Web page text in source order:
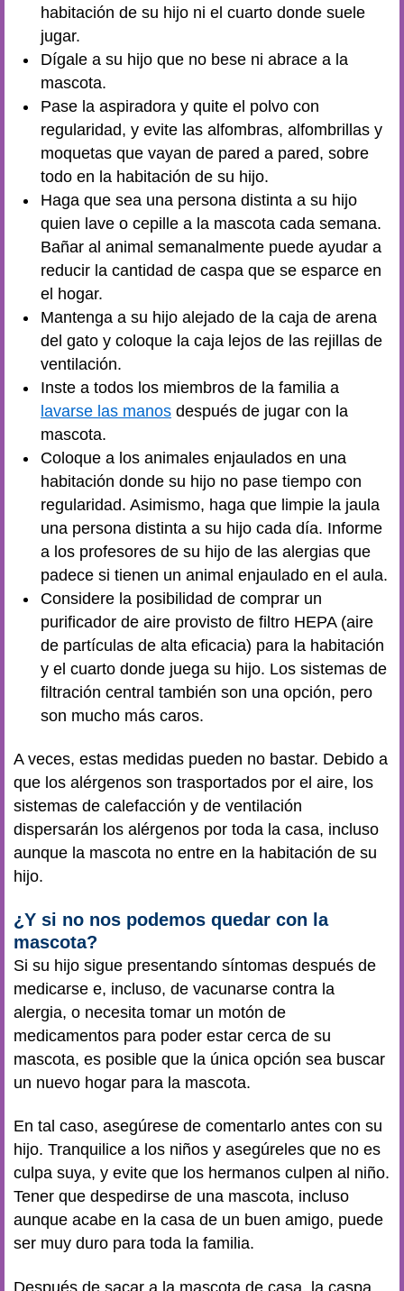
habitación de su hijo ni el cuarto donde suele
jugar.
Dígale a su hijo que no bese ni abrace a la
mascota.
Pase la aspiradora y quite el polvo con
regularidad, y evite las alfombras, alfombrillas y
moquetas que vayan de pared a pared, sobre
todo en la habitación de su hijo.
Haga que sea una persona distinta a su hijo
quien lave o cepille a la mascota cada semana.
Bañar al animal semanalmente puede ayudar a
reducir la cantidad de caspa que se esparce en
el hogar.
Mantenga a su hijo alejado de la caja de arena
del gato y coloque la caja lejos de las rejillas de
ventilación.
Inste a todos los miembros de la familia a
lavarse las manos después de jugar con la
mascota.
Coloque a los animales enjaulados en una
habitación donde su hijo no pase tiempo con
regularidad. Asimismo, haga que limpie la jaula
una persona distinta a su hijo cada día. Informe
a los profesores de su hijo de las alergias que
padece si tienen un animal enjaulado en el aula.
Considere la posibilidad de comprar un
purificador de aire provisto de filtro HEPA (aire
de partículas de alta eficacia) para la habitación
y el cuarto donde juega su hijo. Los sistemas de
filtración central también son una opción, pero
son mucho más caros.
A veces, estas medidas pueden no bastar. Debido a
que los alérgenos son trasportados por el aire, los
sistemas de calefacción y de ventilación
dispersarán los alérgenos por toda la casa, incluso
aunque la mascota no entre en la habitación de su
hijo.
¿Y si no nos podemos quedar con la
mascota?
Si su hijo sigue presentando síntomas después de
medicarse e, incluso, de vacunarse contra la
alergia, o necesita tomar un motón de
medicamentos para poder estar cerca de su
mascota, es posible que la única opción sea buscar
un nuevo hogar para la mascota.
En tal caso, asegúrese de comentarlo antes con su
hijo. Tranquilice a los niños y asegúreles que no es
culpa suya, y evite que los hermanos culpen al niño.
Tener que despedirse de una mascota, incluso
aunque acabe en la casa de un buen amigo, puede
ser muy duro para toda la familia.
Después de sacar a la mascota de casa, la caspa